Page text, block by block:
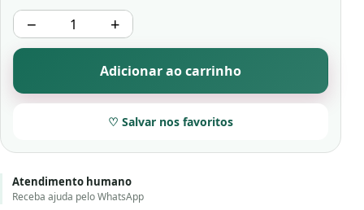
− +
Adicionar ao carrinho
♡ Salvar nos favoritos
Atendimento humano
Receba ajuda pelo WhatsApp